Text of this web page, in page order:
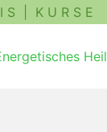
| K U R S E